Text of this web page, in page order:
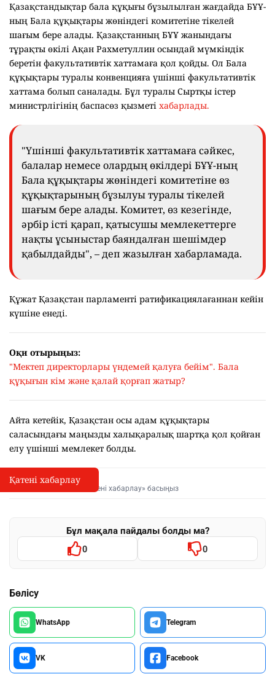
Қазақстандықтар бала құқығы бұзылылған жағдайда БҰҰ-
ның Бала құқықтары жөніндегі комитетіне тікелей
шағым бере алады. Қазақстанның БҰҰ жанындағы
тұрақты өкілі Ақан Рахметуллин осындай мүмкіндік
беретін факультативтік хаттамаға қол қойды. Ол Бала
құқықтары туралы конвенцияға үшінші факультативтік
хаттама болып саналады. Бұл туралы Сыртқы істер
министрлігінің баспасөз қызметі хабарлады.
"Үшінші факультативтік хаттамаға сәйкес,
балалар немесе олардың өкілдері БҰҰ-ның
Бала құқықтары жөніндегі комитетіне өз
құқықтарының бұзылуы туралы тікелей
шағым бере алады. Комитет, өз кезегінде,
әрбір істі қарап, қатысушы мемлекеттерге
нақты ұсыныстар баяндалған шешімдер
қабылдайды", – деп жазылған хабарламада.
Құжат Қазақстан парламенті ратификациялағаннан кейін
күшіне енеді.
Оқи отырыңыз:
"Мектеп директорлары үндемей қалуға бейім". Бала
құқығын кім және қалай қорғап жатыр?
Айта кетейік, Қазақстан осы адам құқықтары
саласындағы маңызды халықаралық шартқа қол қойған
елу үшінші мемлекет болды.
I
Қате туралы хабарлау
Мәтінді белгілеп, «Қатені хабарлау» басыңыз
Бұл мақала пайдалы болды ма?
0 0
Бөлісу
WhatsApp Telegram
VK Facebook
Қатені хабарлау